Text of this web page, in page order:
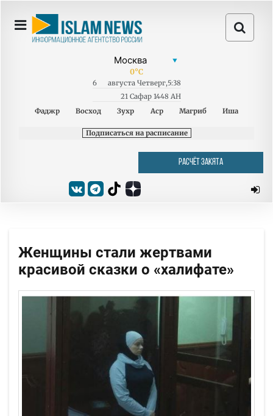
0°C
6 августа Четверг,5:38
21 Сафар 1448 AH
Фаджр
Восход Зухр Аср Магриб Иша
Подписаться на расписание
РАСЧЁТ ЗАКЯТА
Женщины стали жертвами
красивой сказки о «халифате»